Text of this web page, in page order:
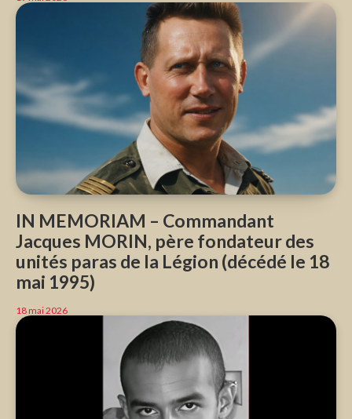
IN MEMORIAM – Commandant
Jacques MORIN, père fondateur des
unités paras de la Légion (décédé le 18
mai 1995)
18 mai 2026